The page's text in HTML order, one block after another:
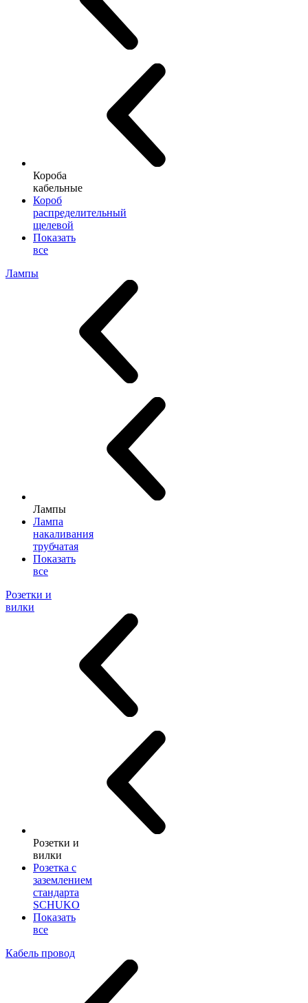
Короба
кабельные
Короб
распределительный
щелевой
Показать
все
Лампы
Лампы
Лампа
накаливания
трубчатая
Показать
все
Розетки и
вилки
Розетки и
вилки
Розетка с
заземлением
стандарта
SCHUKO
Показать
все
Кабель провод